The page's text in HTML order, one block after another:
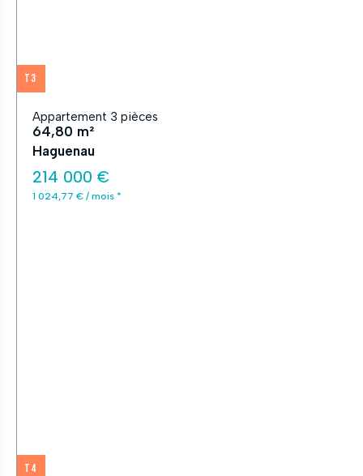
T3
Appartement 3 pièces
64,80 m²
Haguenau
214 000 €
1 024,77 € / mois *
T4